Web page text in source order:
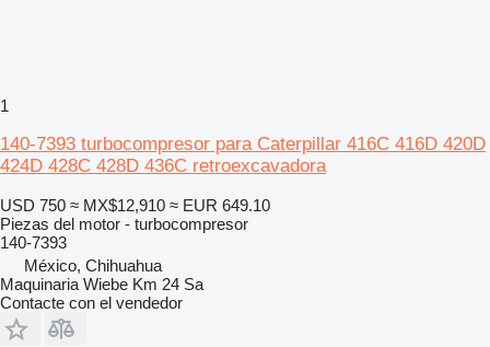
1
140-7393 turbocompresor para Caterpillar 416C 416D 420D
424D 428C 428D 436C retroexcavadora
USD 750 ≈ MX$12,910 ≈ EUR 649.10
Piezas del motor - turbocompresor
140-7393
México, Chihuahua
Maquinaria Wiebe Km 24 Sa
Contacte con el vendedor